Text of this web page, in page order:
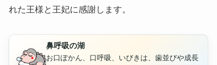
れた王様と王妃に感謝します。
鼻呼吸の湖
お口ぽかん、口呼吸、いびきは、歯並びや成長